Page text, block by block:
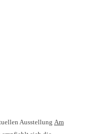
Ausstellung Am